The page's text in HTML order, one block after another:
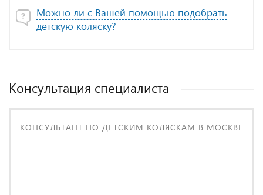
Можно ли с Вашей помощью подобрать
детскую коляску?
Консультация специалиста
КОНСУЛЬТАНТ ПО ДЕТСКИМ КОЛЯСКАМ В МОСКВЕ